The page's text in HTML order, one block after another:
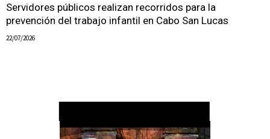
Servidores públicos realizan recorridos para la
prevención del trabajo infantil en Cabo San Lucas
22/07/2026